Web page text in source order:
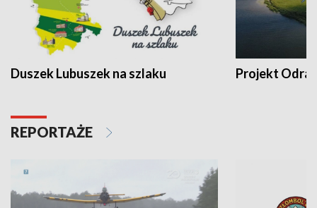
Duszek Lubuszek na szlaku Projekt Odra
REPORTAŻE